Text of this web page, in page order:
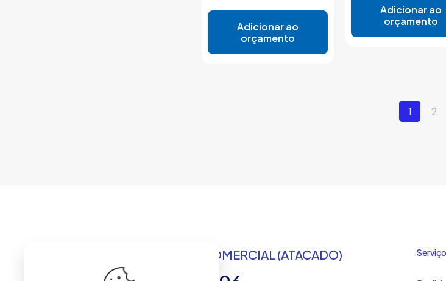
Adicionar ao
orçamento
Adicionar ao
orçamento
1 2
ATENDIMENTO COMERCIAL (ATACADO)